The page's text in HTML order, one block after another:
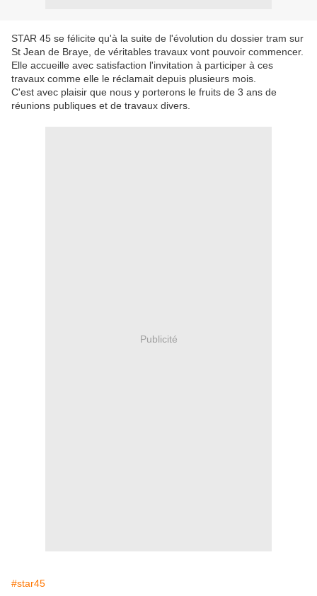
STAR 45 se félicite qu'à la suite de l'évolution du dossier tram sur
St Jean de Braye, de véritables travaux vont pouvoir commencer.
Elle accueille avec satisfaction l'invitation à participer à ces
travaux comme elle le réclamait depuis plusieurs mois.
C'est avec plaisir que nous y porterons le fruits de 3 ans de
réunions publiques et de travaux divers.
Publicité
#star45